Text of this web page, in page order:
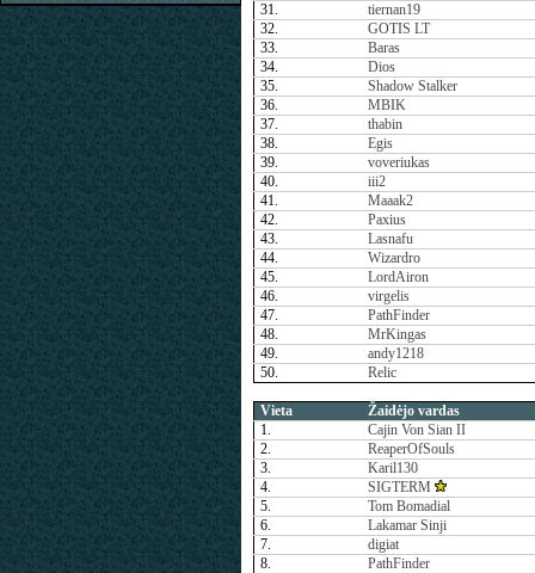
31.
tiernan19
32.
GOTIS LT
33.
Baras
34.
Dios
35.
Shadow Stalker
36.
MBIK
37.
thabin
38.
Egis
39.
voveriukas
40.
iii2
41.
Maaak2
42.
Paxius
43.
Lasnafu
44.
Wizardro
45.
LordAiron
46.
virgelis
47.
PathFinder
48.
MrKingas
49.
andy1218
50.
Relic
Vieta
Žaidėjo vardas
1.
Cajin Von Sian II
2.
ReaperOfSouls
3.
Karil130
4.
SIGTERM
5.
Tom Bomadial
6.
Lakamar Sinji
7.
digiat
8.
PathFinder